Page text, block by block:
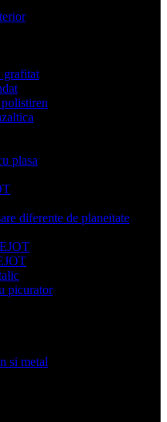
grafitat
plasa
diferente de planeitate
picurator
si metal